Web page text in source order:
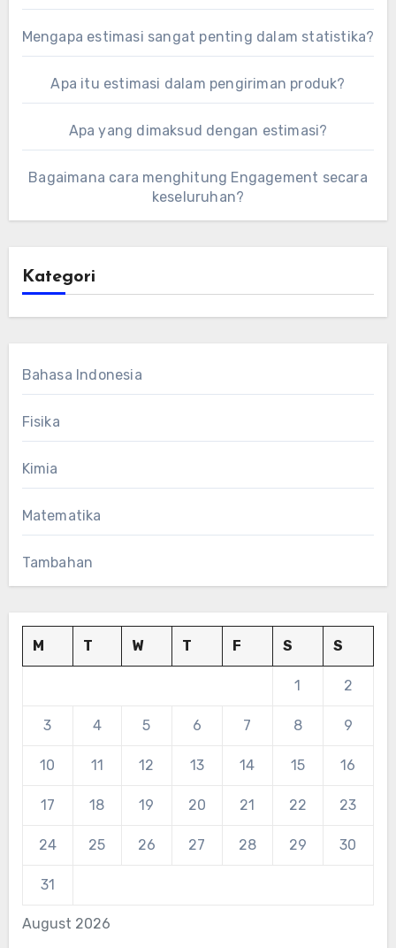
Mengapa estimasi sangat penting dalam statistika?
Apa itu estimasi dalam pengiriman produk?
Apa yang dimaksud dengan estimasi?
Bagaimana cara menghitung Engagement secara
keseluruhan?
Kategori
Bahasa Indonesia
Fisika
Kimia
Matematika
Tambahan
August 2026
M T W T F S S
1 2
3 4 5 6 7 8 9
10 11 12 13 14 15 16
17 18 19 20 21 22 23
24 25 26 27 28 29 30
31